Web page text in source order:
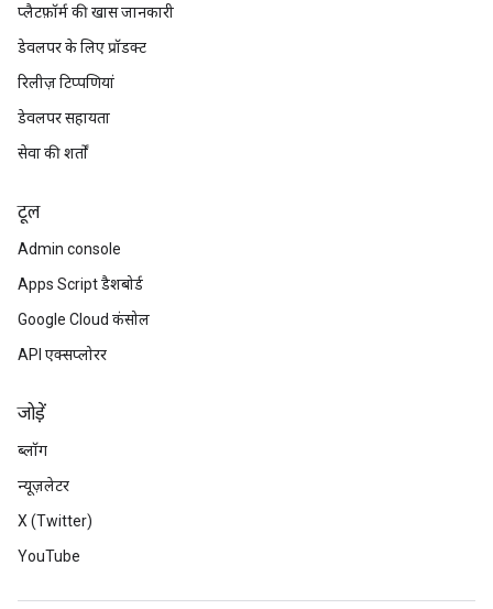
प्लैटफ़ॉर्म की खास जानकारी
डेवलपर के लिए प्रॉडक्ट
रिलीज़ टिप्पणियां
डेवलपर सहायता
सेवा की शर्तों
टूल
Admin console
Apps Script डैशबोर्ड
Google Cloud कंसोल
API एक्सप्लोरर
जोड़ें
ब्लॉग
न्यूज़लेटर
X (Twitter)
YouTube